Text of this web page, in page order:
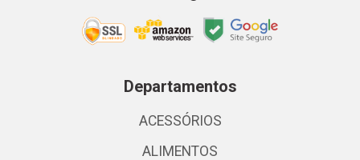
Departamentos
ACESSÓRIOS
ALIMENTOS